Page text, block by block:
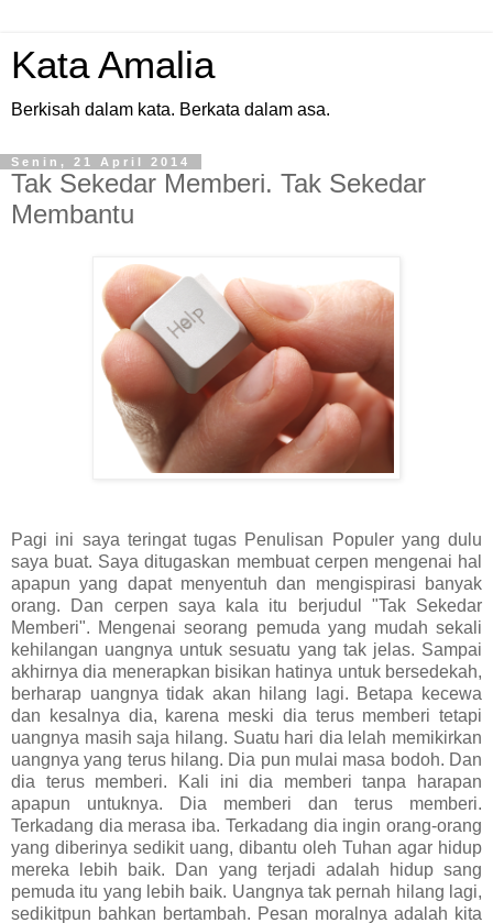
Kata Amalia
Berkisah dalam kata. Berkata dalam asa.
Senin, 21 April 2014
Tak Sekedar Memberi. Tak Sekedar
Membantu
Pagi ini saya teringat tugas Penulisan Populer yang dulu
saya buat. Saya ditugaskan membuat cerpen mengenai hal
apapun yang dapat menyentuh dan mengispirasi banyak
orang. Dan cerpen saya kala itu berjudul "Tak Sekedar
Memberi". Mengenai seorang pemuda yang mudah sekali
kehilangan uangnya untuk sesuatu yang tak jelas. Sampai
akhirnya dia menerapkan bisikan hatinya untuk bersedekah,
berharap uangnya tidak akan hilang lagi. Betapa kecewa
dan kesalnya dia, karena meski dia terus memberi tetapi
uangnya masih saja hilang. Suatu hari dia lelah memikirkan
uangnya yang terus hilang. Dia pun mulai masa bodoh. Dan
dia terus memberi. Kali ini dia memberi tanpa harapan
apapun untuknya. Dia memberi dan terus memberi.
Terkadang dia merasa iba. Terkadang dia ingin orang-orang
yang diberinya sedikit uang, dibantu oleh Tuhan agar hidup
mereka lebih baik. Dan yang terjadi adalah hidup sang
pemuda itu yang lebih baik. Uangnya tak pernah hilang lagi,
sedikitpun bahkan bertambah. Pesan moralnya adalah kita